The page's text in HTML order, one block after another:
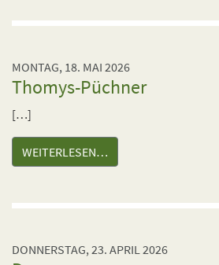
MONTAG, 18. MAI 2026
Thomys-Püchner
[…]
WEITERLESEN…
DONNERSTAG, 23. APRIL 2026